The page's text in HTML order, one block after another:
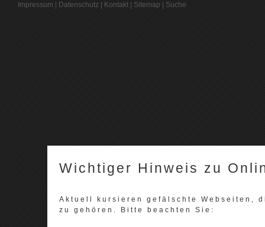
Impressum Datenschutz Kontakt Sitemap Suche
Wichtiger Hinweis zu
Aktuell kursieren gefälschte Webseiten,
zu gehören. Bitte beachten Sie: